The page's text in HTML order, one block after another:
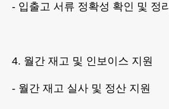
- 입출고 서류 정확성 확인 및 정리
4. 월간 재고 및 인보이스 지원
- 월간 재고 실사 및 정산 지원